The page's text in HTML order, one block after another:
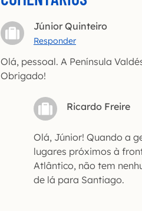
Júnior Quinteiro
Responder
Olá, pessoal. A Península
Obrigado!
Ricardo Freire
Olá, Júnior! Quando a
lugares próximos à
Atlântico, não tem
de lá para Santiago.